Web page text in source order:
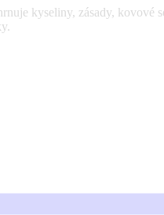
kyseliny, zásady, kovové